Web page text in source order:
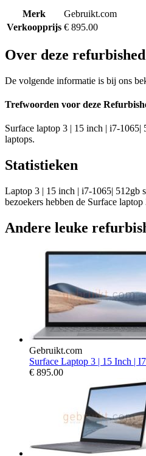
Merk
Gebruikt.com
Verkoopprijs € 895.00
Over deze
De volgende informatie is bij ons
Trefwoorden voor deze
Surface laptop 3 | 15 inch | i7-1065|
laptops.
Statistieken
Laptop 3 | 15 inch | i7-1065| 512gb
bezoekers hebben de Surface
Andere leuke
Gebruikt.com
Surface Laptop 3 | 15 Inch |
€ 895.00